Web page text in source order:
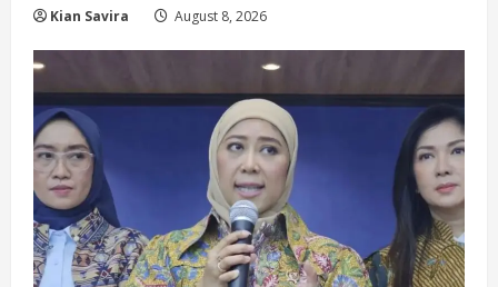
Kian Savira August 8, 2026